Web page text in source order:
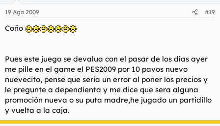
19 Ago 2009 #19
Coño
Pues este juego se devalua con el pasar de los días ayer
me pille en el game el PES2009 por 10 pavos nuevo
nuevecito, pense que seria un error al poner los precios y
le pregunte a dependienta y me dice que sera alguna
promoción nueva o su puta madre,he jugado un partidillo
y vuelta a la caja.